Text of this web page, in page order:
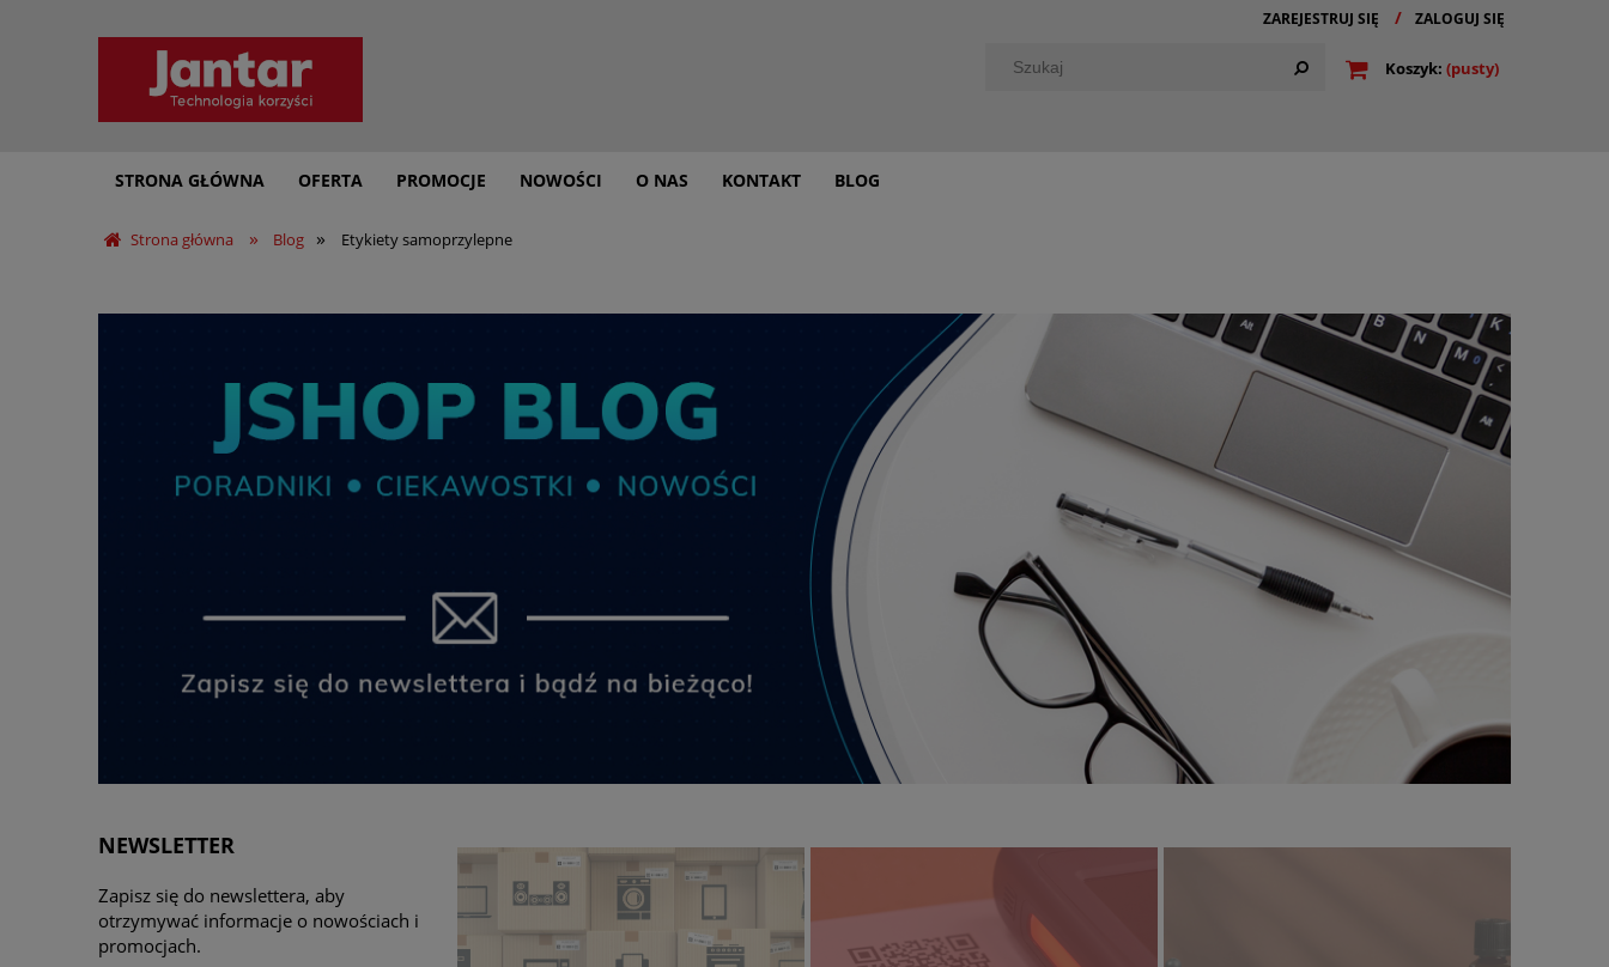
ZAREJESTRUJ SIĘ ZALOGUJ SIĘ
Koszyk: (pusty)
STRONA GŁÓWNA OFERTA PROMOCJE NOWOŚCI O NAS KONTAKT BLOG
Strona główna » Blog » Etykiety samoprzylepne
NEWSLETTER
Zapisz się do newslettera, aby
otrzymywać informacje o nowościach i
promocjach.